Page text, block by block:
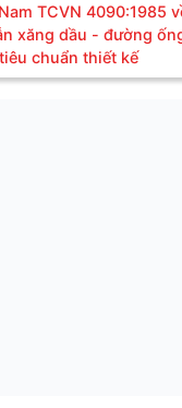
TCVN 4090:1985
xăng dầu - đường
chuẩn thiết kế